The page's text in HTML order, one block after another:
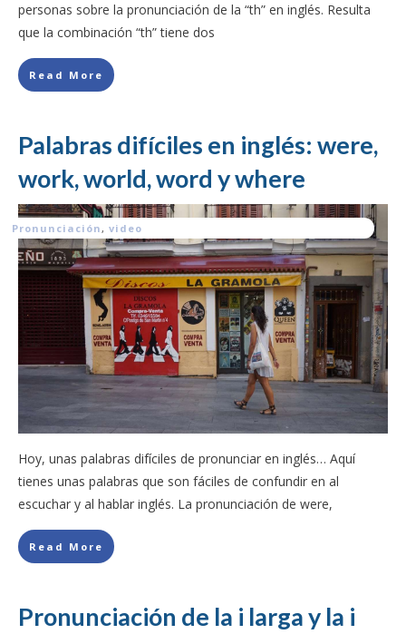
personas sobre la pronunciación de la “th” en inglés. Resulta
que la combinación “th” tiene dos
Read More
Palabras difíciles en inglés: were,
work, world, word y where
Pronunciación, video
Hoy, unas palabras difíciles de pronunciar en inglés… Aquí
tienes unas palabras que son fáciles de confundir en al
escuchar y al hablar inglés. La pronunciación de were,
Read More
Pronunciación de la i larga y la i